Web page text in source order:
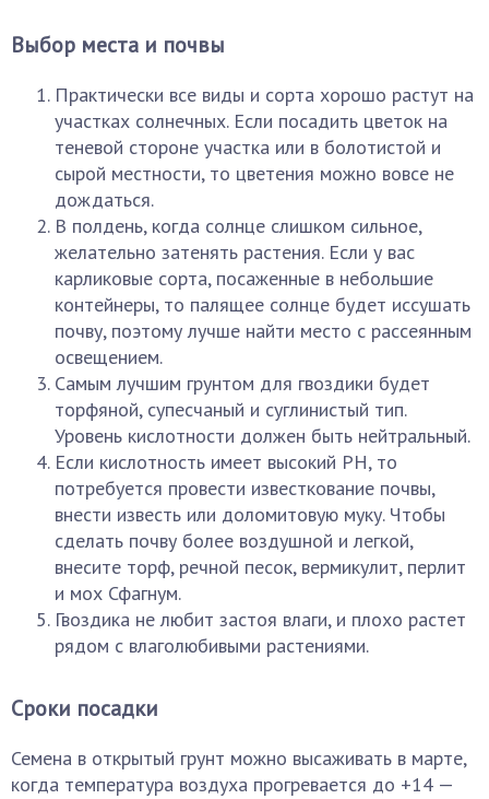
Выбор места и почвы
Практически все виды и сорта хорошо растут на
участках солнечных. Если посадить цветок на
теневой стороне участка или в болотистой и
сырой местности, то цветения можно вовсе не
дождаться.
В полдень, когда солнце слишком сильное,
желательно затенять растения. Если у вас
карликовые сорта, посаженные в небольшие
контейнеры, то палящее солнце будет иссушать
почву, поэтому лучше найти место с рассеянным
освещением.
Самым лучшим грунтом для гвоздики будет
торфяной, супесчаный и суглинистый тип.
Уровень кислотности должен быть нейтральный.
Если кислотность имеет высокий РН, то
потребуется провести известкование почвы,
внести известь или доломитовую муку. Чтобы
сделать почву более воздушной и легкой,
внесите торф, речной песок, вермикулит, перлит
и мох Сфагнум.
Гвоздика не любит застоя влаги, и плохо растет
рядом с влаголюбивыми растениями.
Сроки посадки
Семена в открытый грунт можно высаживать в марте,
когда температура воздуха прогревается до +14 —